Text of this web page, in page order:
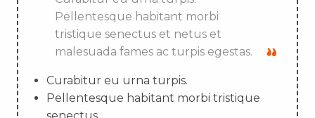
Pellentesque habitant morbi
tristique senectus et netus et
malesuada fames ac turpis egestas.
Curabitur eu urna turpis.
Pellentesque habitant morbi tristique